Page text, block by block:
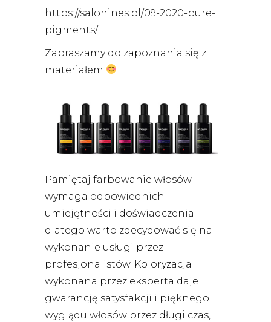
https://salonines.pl/09-2020-pure-
pigments/
Zapraszamy do zapoznania się z
materiałem
Pamiętaj farbowanie włosów
wymaga odpowiednich
umiejętności i doświadczenia
dlatego warto zdecydować się na
wykonanie usługi przez
profesjonalistów. Koloryzacja
wykonana przez eksperta daje
gwarancję satysfakcji i pięknego
wyglądu włosów przez długi czas,